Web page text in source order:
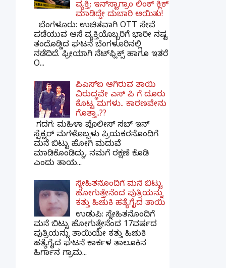
ವ್ಯಕ್ತಿ; ಇನ್‌ಸ್ಟಾಗ್ರಾಂ ಲಿಂಕ್ ಕ್ಲಿಕ್
ಮಾಡಿದ್ದೇ ದುಬಾರಿ ಆಯಿತು!
ಬೆಂಗಳೂರು: ಉಚಿತವಾಗಿ OTT ಸೇವೆ
ಪಡೆಯುವ ಆಸೆ ವ್ಯಕ್ತಿಯೊಬ್ಬರಿಗೆ ಭಾರೀ ನಷ್ಟ
ತಂದೊಡ್ಡಿದ ಘಟನೆ ಬೆಂಗಳೂರಿನಲ್ಲಿ
ನಡೆದಿದೆ. ಫ್ರೀಯಾಗಿ ನೆಟ್‌ಫ್ಲಿಕ್ಸ್ ಹಾಗೂ ಇತರೆ
O...
ಪಿಎಸ್​ಐ ಆಗಿರುವ ತಾಯಿ
ವಿರುದ್ಧವೇ ಎಸ್ ಪಿ ಗೆ ದೂರು
ಕೊಟ್ಟ ಮಗಳು.. ಕಾರಣವೇನು
ಗೊತ್ತಾ..??
ಗದಗ​: ಮಹಿಳಾ ಪೊಲೀಸ್​ ಸಬ್ ​ಇನ್​
ಸ್ಪೆಕ್ಟರ್​ ಮಗಳೊಬ್ಬಳು ಪ್ರಿಯಕರನೊಂದಿಗೆ
ಮನೆ ಬಿಟ್ಟು ಹೋಗಿ ಮದುವೆ
ಮಾಡಿಕೊಂಡಿದ್ದು, ನಮಗೆ ರಕ್ಷಣೆ ಕೊಡಿ
ಎಂದು ತಾಯ...
ಸ್ನೇಹಿತನೊಂದಿಗೆ ಮನೆ ಬಿಟ್ಟು
ಹೋಗುತ್ತೇನೆಂದ ಪುತ್ರಿಯನ್ನು
ಕತ್ತು ಹಿಚುಕಿ ಹತ್ಯೆಗೈದ ತಾಯಿ
ಉಡುಪಿ: ಸ್ನೇಹಿತನೊಂದಿಗೆ
ಮನೆ ಬಿಟ್ಟು ಹೋಗುತ್ತೇನೆಂದ 17ವರ್ಷದ
ಪುತ್ರಿಯನ್ನು ತಾಯಿಯೇ ಕತ್ತು ಹಿಚುಕಿ
ಹತ್ಯೆಗೈದ ಘಟನೆ ಕಾರ್ಕಳ ತಾಲೂಕಿನ
ಹಿರ್ಗಾನ ಗ್ರಾಮ...